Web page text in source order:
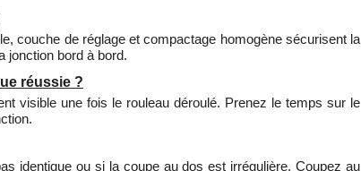
couche de réglage et compactage homogène sécurisent la
jonction bord à bord.
réussie ?
visible une fois le rouleau déroulé. Prenez le temps sur le
identique ou si la coupe au dos est irrégulière. Coupez au